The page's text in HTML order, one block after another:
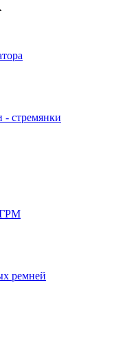
- стремянки
ГРМ
ремней